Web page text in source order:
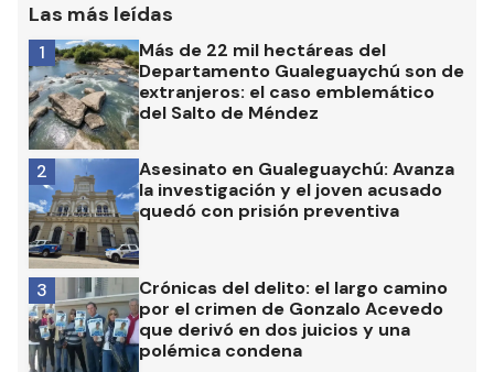
Las más leídas
Más de 22 mil hectáreas del
Departamento Gualeguaychú son de
extranjeros: el caso emblemático
del Salto de Méndez
1
Asesinato en Gualeguaychú: Avanza
la investigación y el joven acusado
quedó con prisión preventiva
2
Crónicas del delito: el largo camino
por el crimen de Gonzalo Acevedo
que derivó en dos juicios y una
polémica condena
3